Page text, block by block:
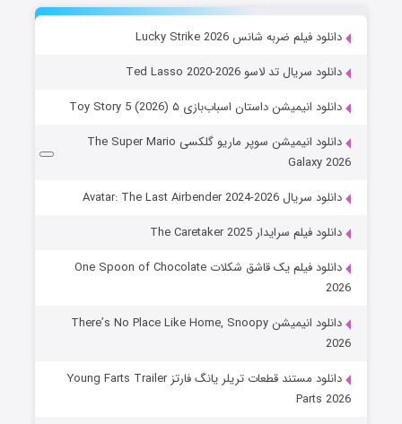
دانلود فیلم ضربه شانس Lucky Strike 2026
دانلود سریال تد لاسو Ted Lasso 2020-2026
دانلود انیمیشن داستان اسباب‌بازی ۵ Toy Story 5 (2026)
دانلود انیمیشن سوپر ماریو گلکسی The Super Mario
Galaxy 2026
دانلود سریال Avatar: The Last Airbender 2024-2026
دانلود فیلم سرایدار The Caretaker 2025
دانلود فیلم یک قاشق شکلات One Spoon of Chocolate
2026
دانلود انیمیشن There’s No Place Like Home, Snoopy
2026
دانلود مستند قطعات تریلر یانگ فارتز Young Farts Trailer
Parts 2026